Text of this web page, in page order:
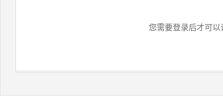
您需要登录后才可以